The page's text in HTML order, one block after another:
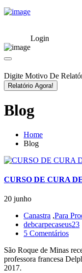
Login
Digite Motivo De
Relatório Agora!
Blog
Home
Blog
CURSO DE CURA
20 junho
Canastra ,Para
debcarpecaseus23
5 Comentários
São Roque de Minas
professora francesa
2017.